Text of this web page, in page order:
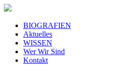
BIOGRAFIEN
Aktuelles
WISSEN
Wer Wir Sind
Kontakt